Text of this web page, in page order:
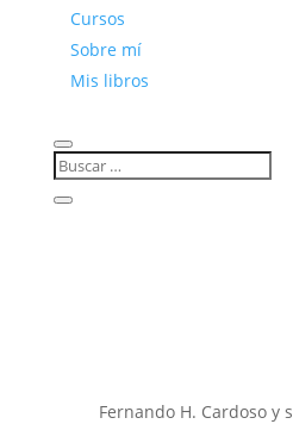
Cursos
Sobre mí
Mis libros
Fernando H. Cardoso y